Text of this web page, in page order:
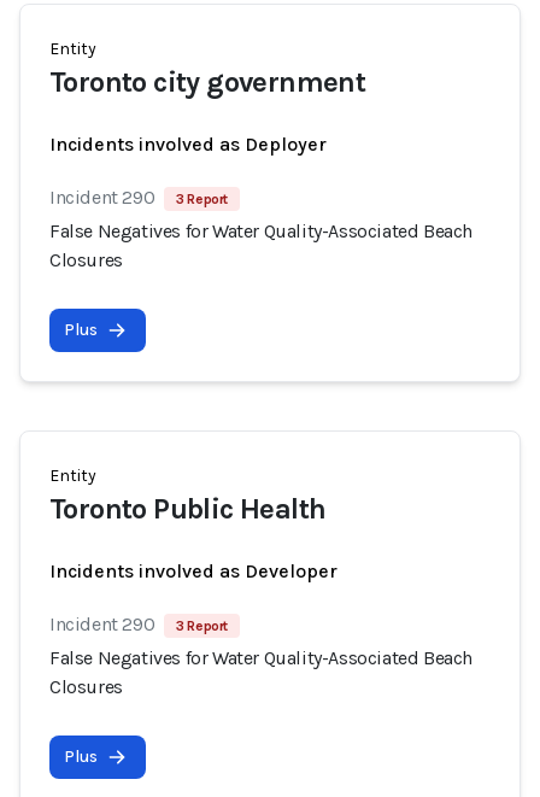
Entity
Toronto city government
Incidents involved as Deployer
Incident 290 3 Report
False Negatives for Water Quality-Associated Beach
Closures
Plus
Entity
Toronto Public Health
Incidents involved as Developer
Incident 290 3 Report
False Negatives for Water Quality-Associated Beach
Closures
Plus